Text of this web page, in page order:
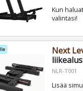
Kun
valintasi!
Next
NLR-T001
Lisää